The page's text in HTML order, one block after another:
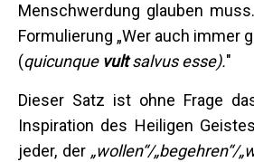
Menschwerdung glauben
Formulierung „Wer auch immer
(quicunque vultsalvus esse)."
Dieser Satz ist ohne Frage
Inspiration des Heiligen
jeder, der „wollen“/„begehren“/